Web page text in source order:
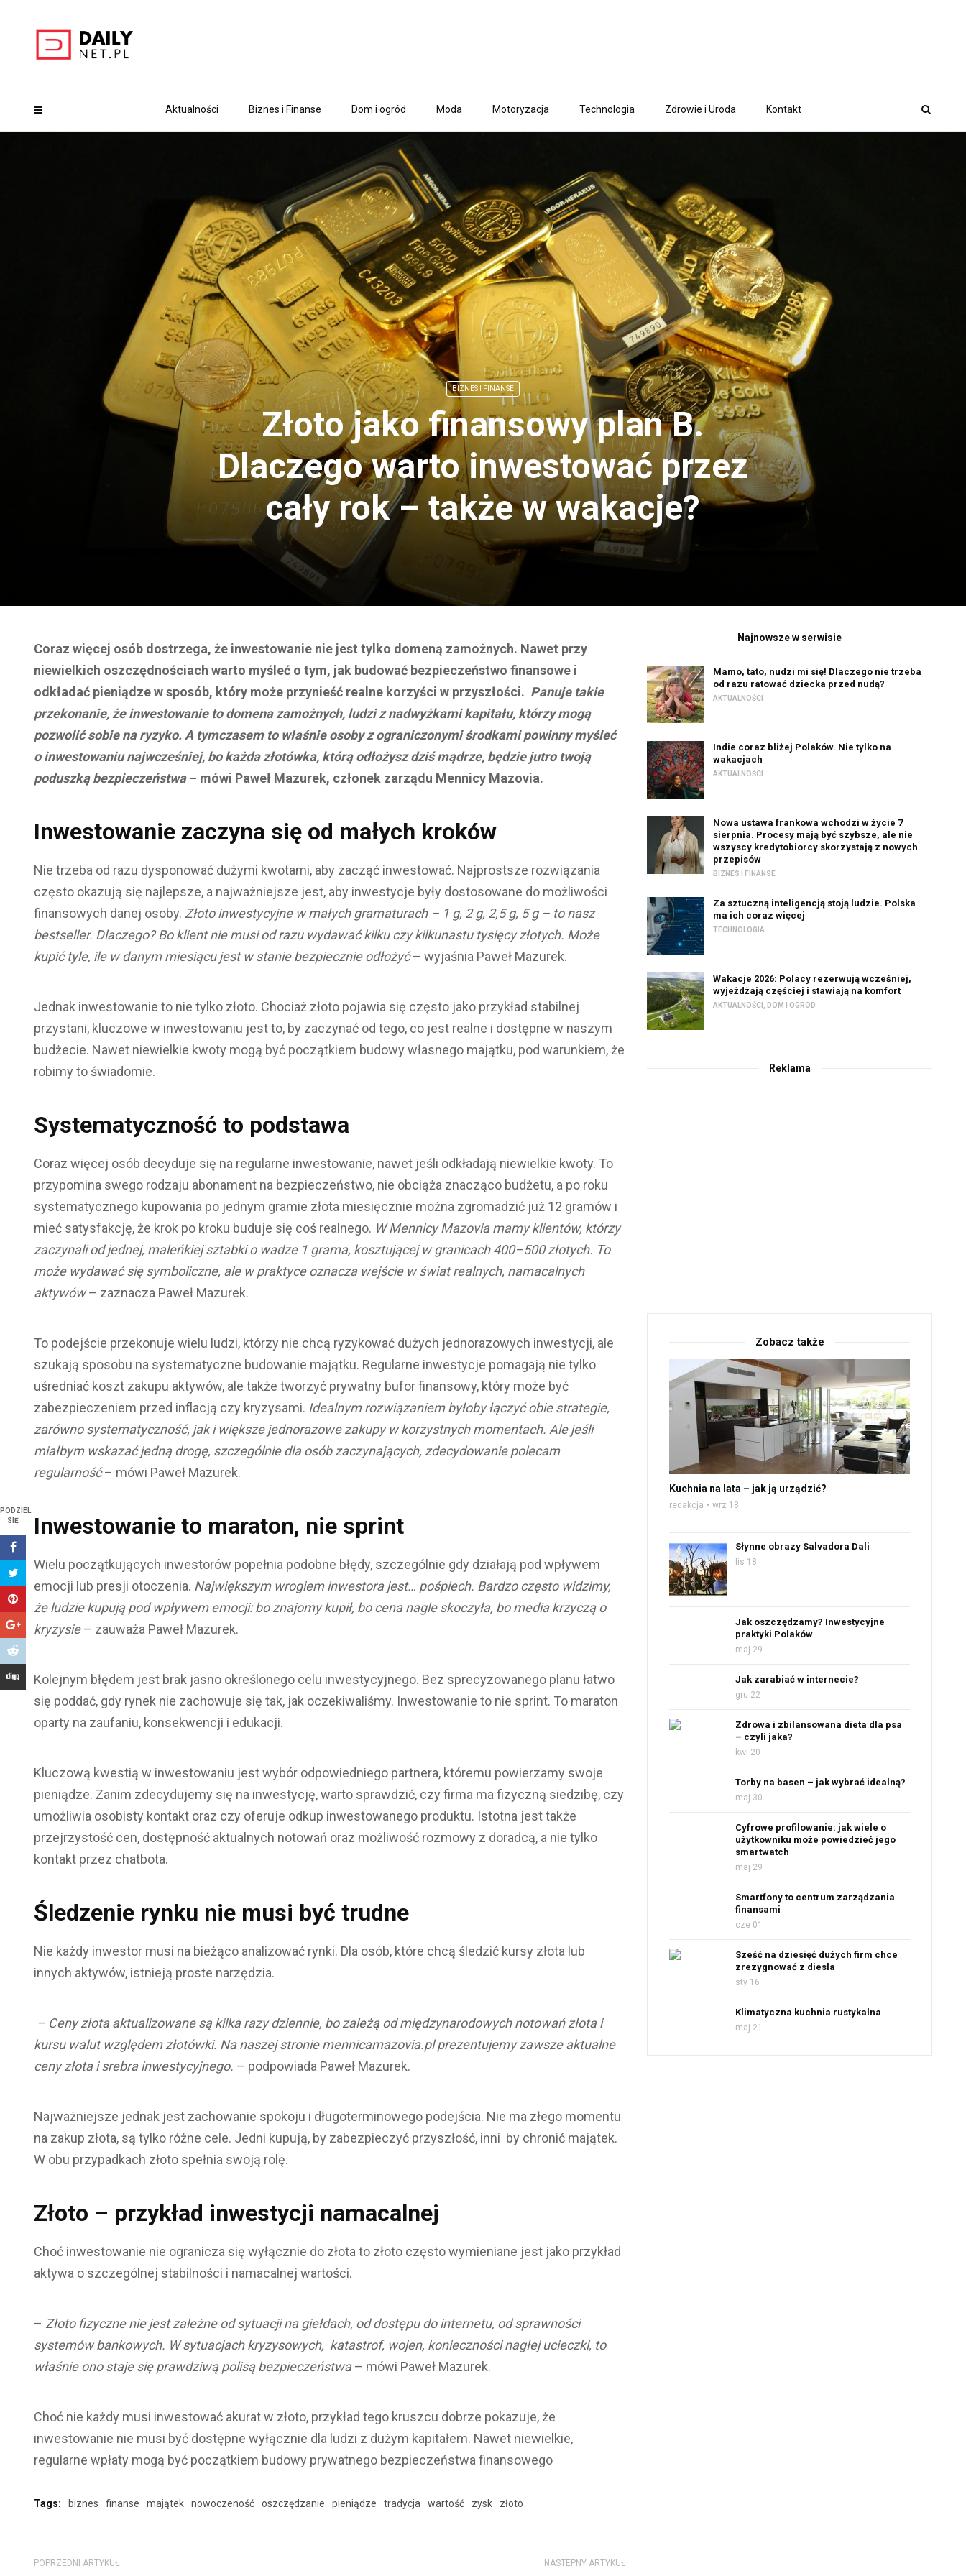
Aktualności Biznes i Finanse Dom i ogród Moda Motoryzacja Technologia Zdrowie i Uroda Kontakt
BIZNES I FINANSE
Złoto jako finansowy plan B.
Dlaczego warto inwestować przez
cały rok – także w wakacje?
PODZIEL
SIĘ
Coraz więcej osób dostrzega, że inwestowanie nie jest tylko domeną zamożnych. Nawet przy
niewielkich oszczędnościach warto myśleć o tym, jak budować bezpieczeństwo finansowe i
odkładać pieniądze w sposób, który może przynieść realne korzyści w przyszłości. Panuje takie
przekonanie, że inwestowanie to domena zamożnych, ludzi z nadwyżkami kapitału, którzy mogą
pozwolić sobie na ryzyko. A tymczasem to właśnie osoby z ograniczonymi środkami powinny myśleć
o inwestowaniu najwcześniej, bo każda złotówka, którą odłożysz dziś mądrze, będzie jutro twoją
poduszką bezpieczeństwa– mówi Paweł Mazurek, członek zarządu Mennicy Mazovia.
Inwestowanie zaczyna się od małych kroków
Nie trzeba od razu dysponować dużymi kwotami, aby zacząć inwestować. Najprostsze rozwiązania
często okazują się najlepsze, a najważniejsze jest, aby inwestycje były dostosowane do możliwości
finansowych danej osoby. Złoto inwestycyjne w małych gramaturach – 1 g, 2 g, 2,5 g, 5 g – to nasz
bestseller. Dlaczego? Bo klient nie musi od razu wydawać kilku czy kilkunastu tysięcy złotych. Może
kupić tyle, ile w danym miesiącu jest w stanie bezpiecznie odłożyć– wyjaśnia Paweł Mazurek.
Jednak inwestowanie to nie tylko złoto. Chociaż złoto pojawia się często jako przykład stabilnej
przystani, kluczowe w inwestowaniu jest to, by zaczynać od tego, co jest realne i dostępne w naszym
budżecie. Nawet niewielkie kwoty mogą być początkiem budowy własnego majątku, pod warunkiem, że
robimy to świadomie.
Systematyczność to podstawa
Coraz więcej osób decyduje się na regularne inwestowanie, nawet jeśli odkładają niewielkie kwoty. To
przypomina swego rodzaju abonament na bezpieczeństwo, nie obciąża znacząco budżetu, a po roku
systematycznego kupowania po jednym gramie złota miesięcznie można zgromadzić już 12 gramów i
mieć satysfakcję, że krok po kroku buduje się coś realnego. W Mennicy Mazovia mamy klientów, którzy
zaczynali od jednej, maleńkiej sztabki o wadze 1 grama, kosztującej w granicach 400–500 złotych. To
może wydawać się symboliczne, ale w praktyce oznacza wejście w świat realnych, namacalnych
aktywów– zaznacza Paweł Mazurek.
To podejście przekonuje wielu ludzi, którzy nie chcą ryzykować dużych jednorazowych inwestycji, ale
szukają sposobu na systematyczne budowanie majątku. Regularne inwestycje pomagają nie tylko
uśredniać koszt zakupu aktywów, ale także tworzyć prywatny bufor finansowy, który może być
zabezpieczeniem przed inflacją czy kryzysami. Idealnym rozwiązaniem byłoby łączyć obie strategie,
zarówno systematyczność, jak i większe jednorazowe zakupy w korzystnych momentach. Ale jeśli
miałbym wskazać jedną drogę, szczególnie dla osób zaczynających, zdecydowanie polecam
regularność– mówi Paweł Mazurek.
Inwestowanie to maraton, nie sprint
Wielu początkujących inwestorów popełnia podobne błędy, szczególnie gdy działają pod wpływem
emocji lub presji otoczenia. Największym wrogiem inwestora jest… pośpiech. Bardzo często widzimy,
że ludzie kupują pod wpływem emocji: bo znajomy kupił, bo cena nagle skoczyła, bo media krzyczą o
kryzysie– zauważa Paweł Mazurek.
Kolejnym błędem jest brak jasno określonego celu inwestycyjnego. Bez sprecyzowanego planu łatwo
się poddać, gdy rynek nie zachowuje się tak, jak oczekiwaliśmy. Inwestowanie to nie sprint. To maraton
oparty na zaufaniu, konsekwencji i edukacji.
Kluczową kwestią w inwestowaniu jest wybór odpowiedniego partnera, któremu powierzamy swoje
pieniądze. Zanim zdecydujemy się na inwestycję, warto sprawdzić, czy firma ma fizyczną siedzibę, czy
umożliwia osobisty kontakt oraz czy oferuje odkup inwestowanego produktu. Istotna jest także
przejrzystość cen, dostępność aktualnych notowań oraz możliwość rozmowy z doradcą, a nie tylko
kontakt przez chatbota.
Śledzenie rynku nie musi być trudne
Nie każdy inwestor musi na bieżąco analizować rynki. Dla osób, które chcą śledzić kursy złota lub
innych aktywów, istnieją proste narzędzia.
– Ceny złota aktualizowane są kilka razy dziennie, bo zależą od międzynarodowych notowań złota i
kursu walut względem złotówki. Na naszej stronie mennicamazovia.pl prezentujemy zawsze aktualne
ceny złota i srebra inwestycyjnego. – podpowiada Paweł Mazurek.
Najważniejsze jednak jest zachowanie spokoju i długoterminowego podejścia. Nie ma złego momentu
na zakup złota, są tylko różne cele. Jedni kupują, by zabezpieczyć przyszłość, inni by chronić majątek.
W obu przypadkach złoto spełnia swoją rolę.
Złoto – przykład inwestycji namacalnej
Choć inwestowanie nie ogranicza się wyłącznie do złota to złoto często wymieniane jest jako przykład
aktywa o szczególnej stabilności i namacalnej wartości.
– Złoto fizyczne nie jest zależne od sytuacji na giełdach, od dostępu do internetu, od sprawności
systemów bankowych. W sytuacjach kryzysowych, katastrof, wojen, konieczności nagłej ucieczki, to
właśnie ono staje się prawdziwą polisą bezpieczeństwa– mówi Paweł Mazurek.
Choć nie każdy musi inwestować akurat w złoto, przykład tego kruszcu dobrze pokazuje, że
inwestowanie nie musi być dostępne wyłącznie dla ludzi z dużym kapitałem. Nawet niewielkie,
regularne wpłaty mogą być początkiem budowy prywatnego bezpieczeństwa finansowego
Tags: biznes finanse majątek nowoczeność oszczędzanie pieniądze tradycja wartość zysk złoto
POPRZEDNI ARTYKUŁ NASTEPNY ARTYKUŁ
Najnowsze w serwisie
Mamo, tato, nudzi mi się! Dlaczego nie trzeba
od razu ratować dziecka przed nudą?
AKTUALNOŚCI
Indie coraz bliżej Polaków. Nie tylko na
wakacjach
AKTUALNOŚCI
Nowa ustawa frankowa wchodzi w życie 7
sierpnia. Procesy mają być szybsze, ale nie
wszyscy kredytobiorcy skorzystają z nowych
przepisów
BIZNES I FINANSE
Za sztuczną inteligencją stoją ludzie. Polska
ma ich coraz więcej
TECHNOLOGIA
Wakacje 2026: Polacy rezerwują wcześniej,
wyjeżdżają częściej i stawiają na komfort
AKTUALNOŚCI DOM I OGRÓD
Reklama
Zobacz także
Kuchnia na lata – jak ją urządzić?
redakcja wrz 18
Słynne obrazy Salvadora Dali
lis 18
Jak oszczędzamy? Inwestycyjne
praktyki Polaków
maj 29
Jak zarabiać w internecie?
gru 22
Zdrowa i zbilansowana dieta dla psa
– czyli jaka?
kwi 20
Torby na basen – jak wybrać idealną?
maj 30
Cyfrowe profilowanie: jak wiele o
użytkowniku może powiedzieć jego
smartwatch
maj 29
Smartfony to centrum zarządzania
finansami
cze 01
Sześć na dziesięć dużych firm chce
zrezygnować z diesla
sty 16
Klimatyczna kuchnia rustykalna
maj 21